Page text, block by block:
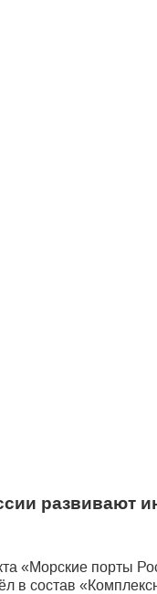
развивают
«Морские порты
в состав